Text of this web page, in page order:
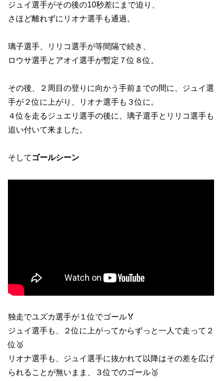
ジュイ選手がその後の10秒差にまで迫り、
さほど離れずにリオナ選手も通過。
璃子選手、リリコ選手が等間隔で続き、
ロウサ選手とアオイ選手が暫定７位８位。
その後、２周目の登りに向かう手前までの間に、ジュイ選
手が２位に上がり、リオナ選手も３位に。
４位を走るジュエリ選手の後に、璃子選手とリリコ選手も
追い付いて来ました。
そして ゴールシーン
独走でユズカ選手が１位でゴール🏅
ジュイ選手も、２位に上がってからずっと一人で走って２
位🥈
リオナ選手も、ジュイ選手に抜かれて以降はその差を広げ
られることが無いまま、３位でのゴール🥉